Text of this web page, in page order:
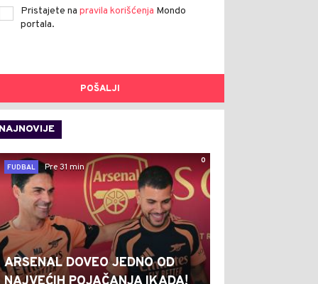
Pristajete na pravila korišćenja Mondo
portala.
POŠALJI
NAJNOVIJE
0
FUDBAL
Pre 31 min
ARSENAL DOVEO JEDNO OD